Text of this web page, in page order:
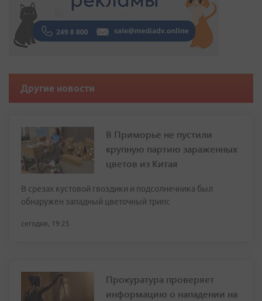
Другие новости
В Приморье не пустили
крупную партию зараженных
цветов из Китая
В срезах кустовой гвоздики и подсолнечника был
обнаружен западный цветочный трипс
сегодня, 19:25
Прокуратура проверяет
информацию о нападении на